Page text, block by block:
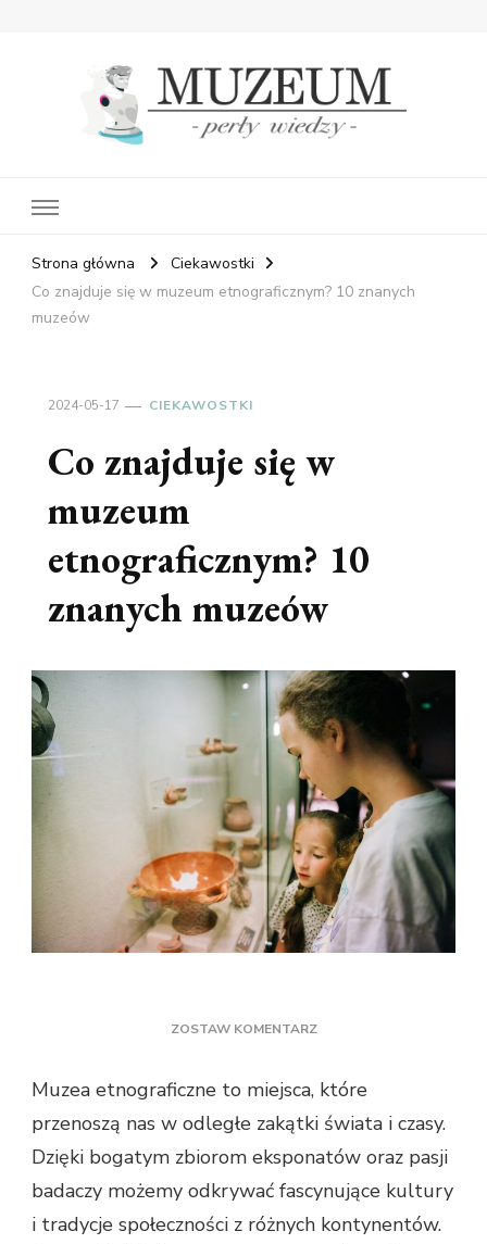
Strona główna
Ciekawostki
Co znajduje się w muzeum etnograficznym? 10 znanych
muzeów
2024-05-17 CIEKAWOSTKI
Co znajduje się w
muzeum
etnograficznym? 10
znanych muzeów
ZOSTAW KOMENTARZDO
SIĘ
W
ETNOGRAFICZNYM?
10
MUZEÓW
Muzea etnograficzne to miejsca, które
przenoszą nas w odległe zakątki świata i czasy.
Dzięki bogatym zbiorom eksponatów oraz pasji
badaczy możemy odkrywać fascynujące kultury
i tradycje społeczności z różnych kontynentów.